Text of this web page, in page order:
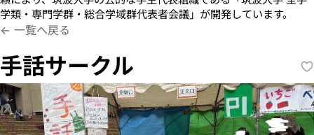
学類・専門学群・総合学域群代表者会議」が開発しています。
しゅわさーくる
一覧へ戻る
手話サークル